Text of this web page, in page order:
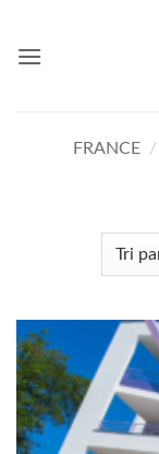
contenu
FRANCE /